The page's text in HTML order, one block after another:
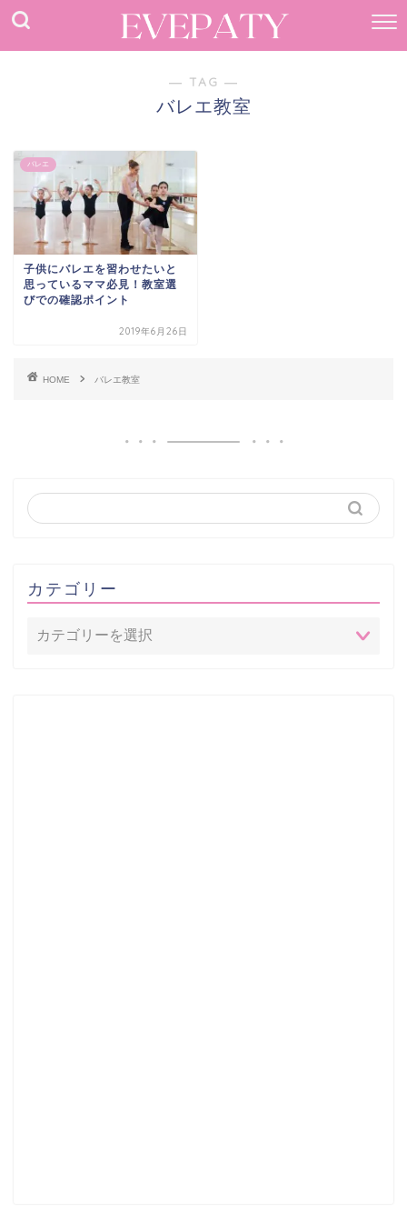
― TAG ―
バレエ教室
バレエ
子供にバレエを習わせたいと
思っているママ必見！教室選
びでの確認ポイント
2019年6月26日
HOME バレエ教室
カテゴリー